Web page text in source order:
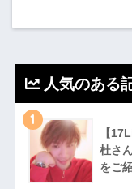
人気のある
1
【
杜さ
をご